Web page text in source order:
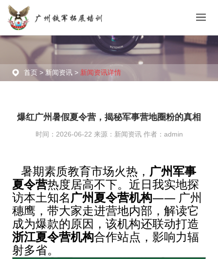
首页 > 新闻资讯 > 新闻资讯详情
爆红广州暑假夏令营，揭秘军事营地圈粉的真相
时间：2026-06-22 来源：新闻资讯 作者：admin
暑期素质教育市场火热， 广州军事
夏令营热度居高不下。近日我实地探
访本土知名广州夏令营机构—— 广州
穗鹰，带大家走进营地内部，解读它
成为爆款的原因，该机构还联动打造
浙江夏令营机构合作站点，影响力辐
射多省。